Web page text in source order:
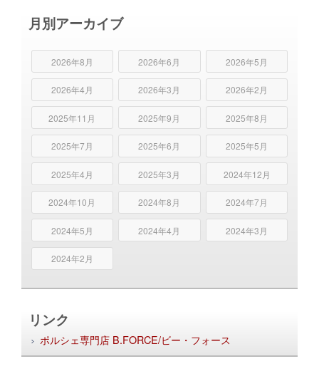
月別アーカイブ
2026年8月 2026年6月 2026年5月
2026年4月 2026年3月 2026年2月
2025年11月 2025年9月 2025年8月
2025年7月 2025年6月 2025年5月
2025年4月 2025年3月 2024年12月
2024年10月 2024年8月 2024年7月
2024年5月 2024年4月 2024年3月
2024年2月
リンク
ポルシェ専門店 B.FORCE/ビー・フォース